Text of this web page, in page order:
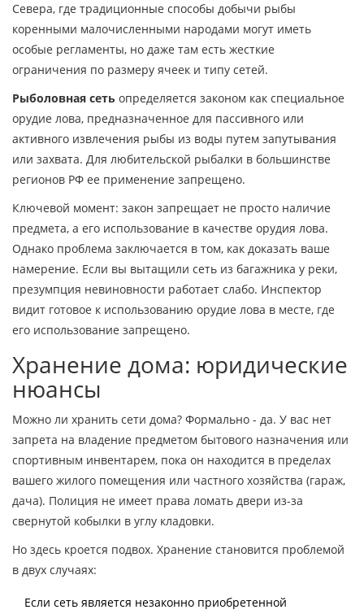
Севера, где традиционные способы добычи рыбы
коренными малочисленными народами могут иметь
особые регламенты, но даже там есть жесткие
ограничения по размеру ячеек и типу сетей.
Рыболовная сеть определяется законом как специальное
орудие лова, предназначенное для пассивного или
активного извлечения рыбы из воды путем запутывания
или захвата. Для любительской рыбалки в большинстве
регионов РФ ее применение запрещено.
Ключевой момент: закон запрещает не просто наличие
предмета, а его использование в качестве орудия лова.
Однако проблема заключается в том, как доказать ваше
намерение. Если вы вытащили сеть из багажника у реки,
презумпция невиновности работает слабо. Инспектор
видит готовое к использованию орудие лова в месте, где
его использование запрещено.
Хранение дома: юридические
нюансы
Можно ли хранить сети дома? Формально - да. У вас нет
запрета на владение предметом бытового назначения или
спортивным инвентарем, пока он находится в пределах
вашего жилого помещения или частного хозяйства (гараж,
дача). Полиция не имеет права ломать двери из-за
свернутой кобылки в углу кладовки.
Но здесь кроется подвох. Хранение становится проблемой
в двух случаях:
Если сеть является незаконно приобретенной